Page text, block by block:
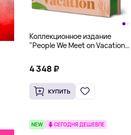
Коллекционное издание
"People We Meet on Vacation"
Hardcover
4 348 ₽
КУПИТЬ
NEW СЕГОДНЯ ДЕШЕВЛЕ